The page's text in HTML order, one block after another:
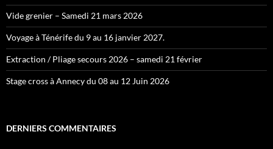
Vide grenier – Samedi 21 mars 2026
Voyage à Ténérife du 9 au 16 janvier 2027.
Extraction / Pliage secours 2026 – samedi 21 février
Stage cross à Annecy du 08 au 12 Juin 2026
DERNIERS COMMENTAIRES